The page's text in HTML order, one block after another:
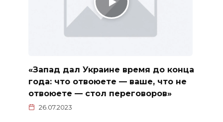
«Запад дал Украине время до конца
года: что отвоюете — ваше, что не
отвоюете — стол переговоров»
26.07.2023